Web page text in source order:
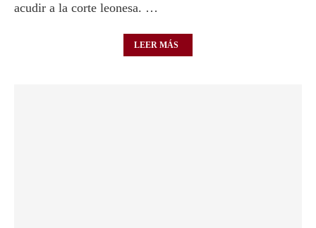
acudir a la corte leonesa. …
LEER MÁS